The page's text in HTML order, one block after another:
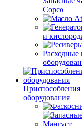
Copco
и
Расходные
Приспособления
оборудования